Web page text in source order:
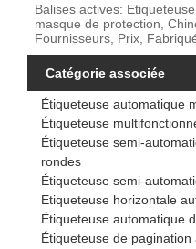
Balises actives:
masque de protection,
Fournisseurs, Prix,
Catégorie associée
Étiqueteuse automatique
Étiqueteuse
Étiqueteuse semi-
rondes
Étiqueteuse semi-
Etiqueteuse horizontale
Étiqueteuse automatique
Étiqueteuse de pagination